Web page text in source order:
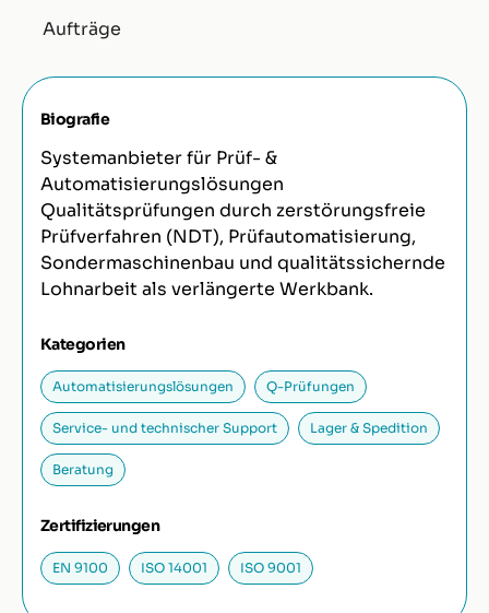
Aufträge
Biografie
Systemanbieter für Prüf- &
Automatisierungslösungen
Qualitätsprüfungen durch zerstörungsfreie
Prüfverfahren (NDT), Prüfautomatisierung,
Sondermaschinenbau und qualitätssichernde
Lohnarbeit als verlängerte Werkbank.
Kategorien
Automatisierungslösungen Q-Prüfungen
Service- und technischer Support Lager & Spedition
Beratung
Zertifizierungen
EN 9100 ISO 14001 ISO 9001